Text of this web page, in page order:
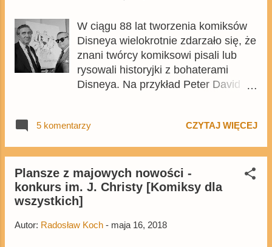
szukajcie gościa z czarnym...
W ciągu 88 lat tworzenia komiksów
Disneya wielokrotnie zdarzało się, że
znani twórcy komiksowi pisali lub
rysowali historyjki z bohaterami
Disneya. Na przykład Peter David
komiks z Ariel, Marv Wolfman
nieskończonych ziemiach) stworzył
serię DuckTales: Scrooge's Quest ,
swego czasu historyjki z kaczkami
tworzył też Walt Kelly, autor Pogo.
Jerry Siegel, twórca postaci
5 komentarzy CZYTAJ WIĘCEJ
Plansze z majowych nowości -
konkurs im. J. Christy [Komiksy dla
wszystkich]
Autor: Radosław Koch - maja 16, 2018